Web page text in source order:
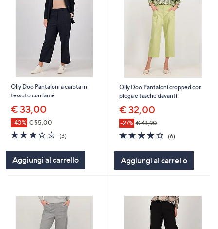
Olly Doo Pantaloni a carota in
tessuto con lamé
€ 33,00
-40% € 55,00
2.7
of
5
Stars
(3)3
Aggiungi al carrello
Olly Doo Pantaloni cropped con
piega e tasche davanti
€ 32,00
-27% € 43,90
4.2
of
5
Stars
(6)6
Aggiungi al carrello